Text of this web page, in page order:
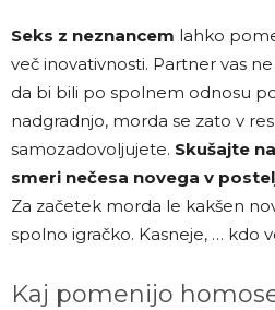
Seks z neznancem lahko
več inovativnosti. Partner vas
da bi bili po spolnem odnosu
nadgradnjo, morda se zato v
samozadovoljujete. Skušajte
smeri nečesa novega v
Za začetek morda le kakšen
spolno igračko. Kasneje, … kdo
Kaj pomenijo